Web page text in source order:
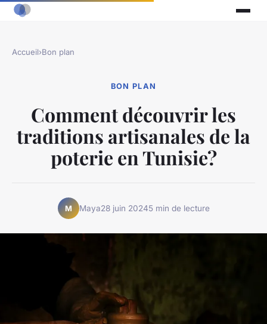
Accueil›Bon plan
BON PLAN
Comment découvrir les
traditions artisanales de la
poterie en Tunisie?
M Maya28 juin 20245 min de lecture